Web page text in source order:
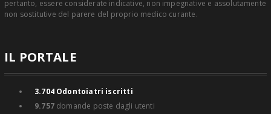
pertanto, essere considerate indicative, non impegnative e assolutamente
non sostitutive del parere del proprio medico curante.
IL PORTALE
3.704Odontoiatri iscritti
9.757domande poste dagli utenti